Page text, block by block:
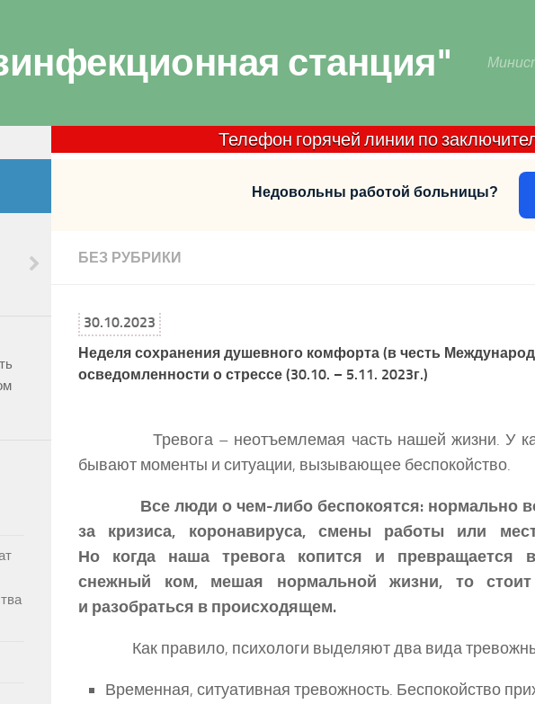
станция"
Телефон горячей линии по
Недовольны работой больницы?
БЕЗ РУБРИКИ
30.10.2023
Неделя сохранения душевного комфорта (в честь
осведомленности о стрессе (30.10. – 5.11. 2023г.)
Тревога – неотъемлемая часть нашей жизни. У
бывают моменты и ситуации, вызывающее беспокойство.
Все люди о чем-либо беспокоятся: нормально
за кризиса, коронавируса, смены работы или
Но когда наша тревога копится и превращается
снежный ком, мешая нормальной жизни, то стоит
и разобраться в происходящем.
Как правило, психологи выделяют два вида
Временная, ситуативная тревожность. Беспокойство